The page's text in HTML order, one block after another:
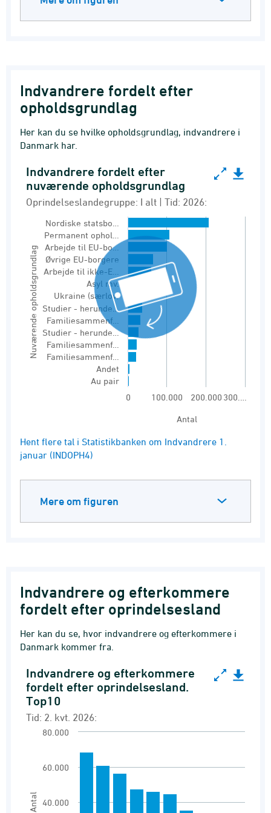
Indvandrere fordelt efter
opholdsgrundlag
Her kan du se hvilke opholdsgrundlag, indvandrere i
Danmark har.
Indvandrere fordelt efter nuværende
Bar chart with 14 bars.
Oprindelseslandegruppe: I alt | Tid: 2026:
Indvandrere 1. januar
View as data table, Indvandrere fordelt
The chart has 1 X axis displaying Nuværende
The chart has 1 Y axis displaying Antal.
Nuværende opholdsgrundlag
Antal
Indvandrere fordelt efter
nuværende opholdsgrundlag
Oprindelseslandegruppe: I alt | Tid: 2026:
Nordiske statsbo…
Permanent ophol…
Arbejde til EU-bo…
Øvrige EU-borgere
Arbejde til ikke-E…
Asyl mv.
Ukraine (særlov)
Studier - herunde…
Familiesammenf…
Studier - herunde…
Familiesammenf…
Familiesammenf…
Andet
Au pair
0
100.000 200.000 300.…
End of interactive chart.
Hent flere tal i Statistikbanken om Indvandrere 1.
januar (INDOPH4)
Mere om figuren
Indvandrere og efterkommere
fordelt efter oprindelsesland
Her kan du se, hvor indvandrere og efterkommere i
Danmark kommer fra.
Indvandrere og efterkommere fordelt efter
Bar chart with 10 bars.
Tid: 2. kvt. 2026:
Befolkningen den 1. i kvartalet
View as data table, Indvandrere og
The chart has 1 X axis displaying
The chart has 1 Y axis displaying Antal.
Antal
Indvandrere og efterkommere
fordelt efter oprindelsesland.
Top10
Tid: 2. kvt. 2026:
40.000
60.000
80.000